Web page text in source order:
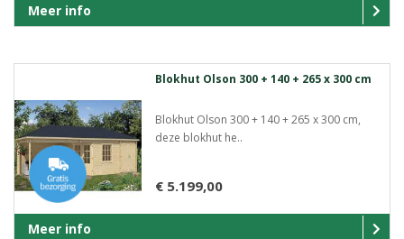
Meer info
Blokhut Olson 300 + 140 + 265 x 300 cm
Blokhut Olson 300 + 140 + 265 x 300 cm,
deze blokhut he..
€ 5.199,00
Meer info